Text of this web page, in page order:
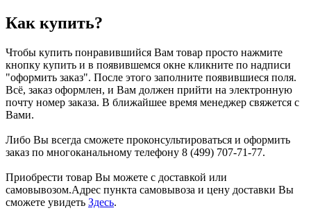
Как купить?
Чтобы купить понравившийся Вам товар просто нажмите
кнопку купить и в появившемся окне кликните по надписи
"оформить заказ". После этого заполните появившиеся поля.
Всё, заказ оформлен, и Вам должен прийти на электронную
почту номер заказа. В ближайшее время менеджер свяжется с
Вами.
Либо Вы всегда сможете проконсультироваться и оформить
заказ по многоканальному телефону 8 (499) 707-71-77.
Приобрести товар Вы можете с доставкой или
самовывозом.Адрес пункта самовывоза и цену доставки Вы
сможете увидеть Здесь.